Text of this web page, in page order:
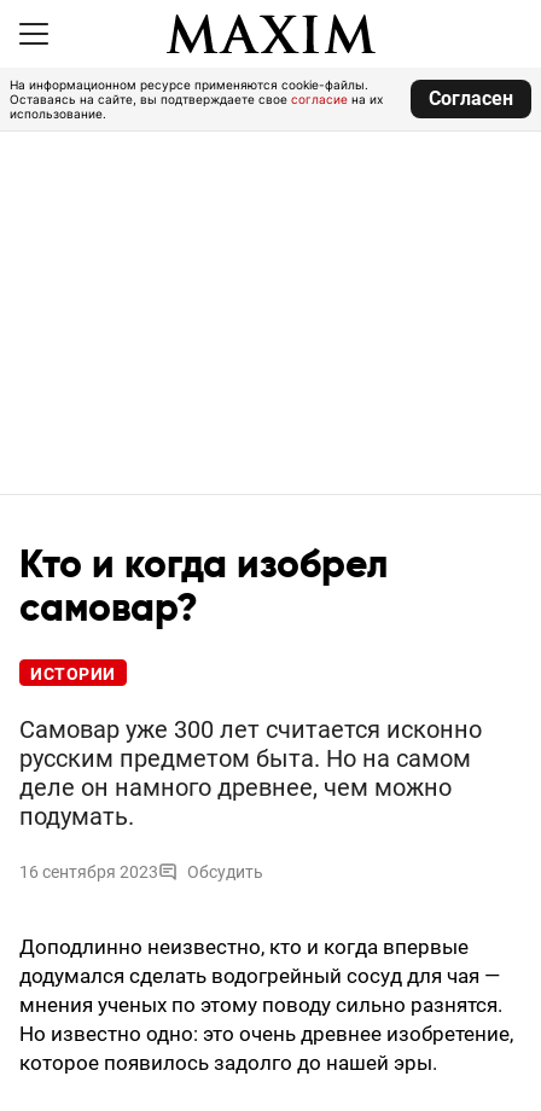
На информационном ресурсе применяются cookie-файлы.
Оставаясь на сайте, вы подтверждаете свое согласие на их
использование.
Согласен
Кто и когда изобрел
самовар?
ИСТОРИИ
Самовар уже 300 лет считается исконно
русским предметом быта. Но на самом
деле он намного древнее, чем можно
подумать.
16 сентября 2023 Обсудить
Доподлинно неизвестно, кто и когда впервые
додумался сделать водогрейный сосуд для чая —
мнения ученых по этому поводу сильно разнятся.
Но известно одно: это очень древнее изобретение,
которое появилось задолго до нашей эры.